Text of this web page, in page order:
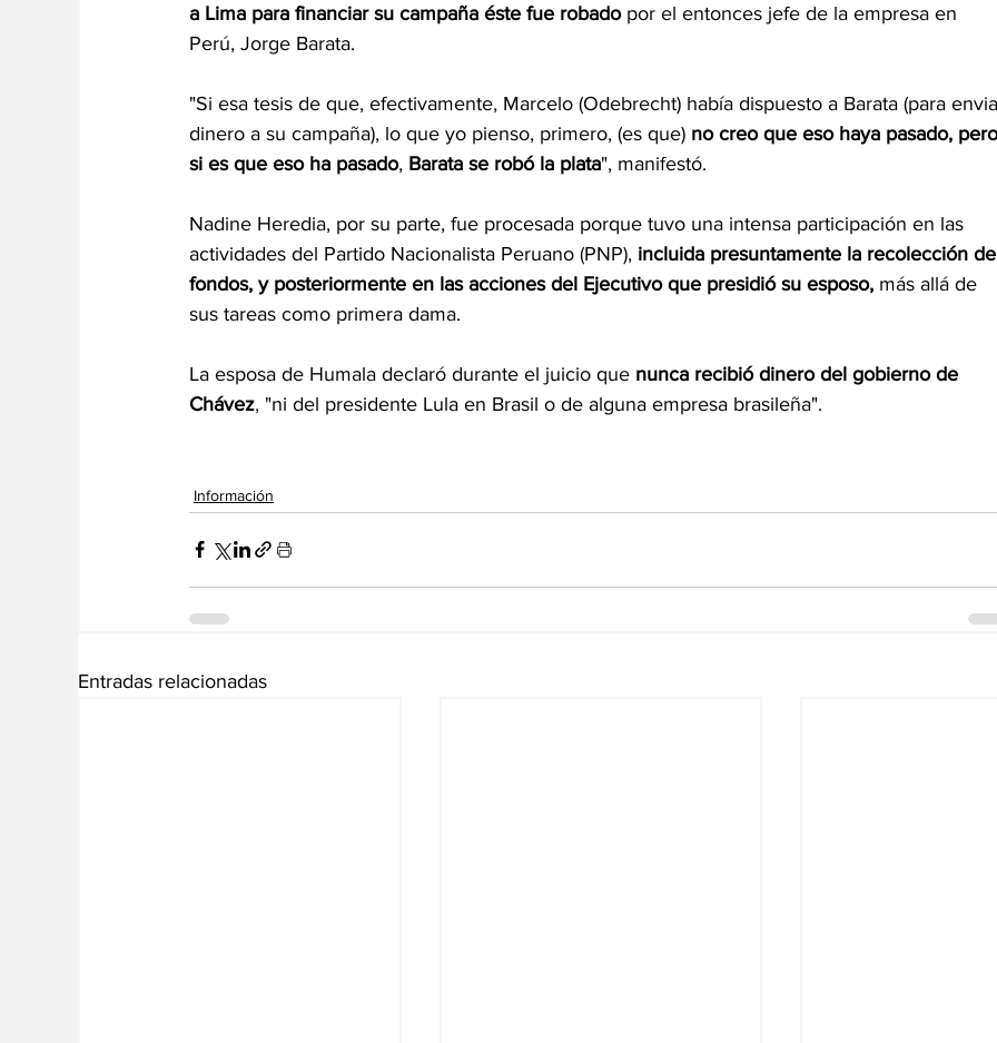
a Lima para financiar su campaña éste fue robado por el entonces jefe de la empresa en
Perú, Jorge Barata.
"Si esa tesis de que, efectivamente, Marcelo (Odebrecht) había dispuesto a Barata (para
dinero a su campaña), lo que yo pienso, primero, (es que) no creo que eso haya pasado,
si es que eso ha pasado, Barata se robó la plata", manifestó.
Nadine Heredia, por su parte, fue procesada porque tuvo una intensa participación en las
actividades del Partido Nacionalista Peruano (PNP), incluida presuntamente la recolección
fondos, y posteriormente en las acciones del Ejecutivo que presidió su esposo, más allá de
sus tareas como primera dama.
La esposa de Humala declaró durante el juicio que nunca recibió dinero del gobierno de
Chávez, "ni del presidente Lula en Brasil o de alguna empresa brasileña".
Información
Entradas relacionadas